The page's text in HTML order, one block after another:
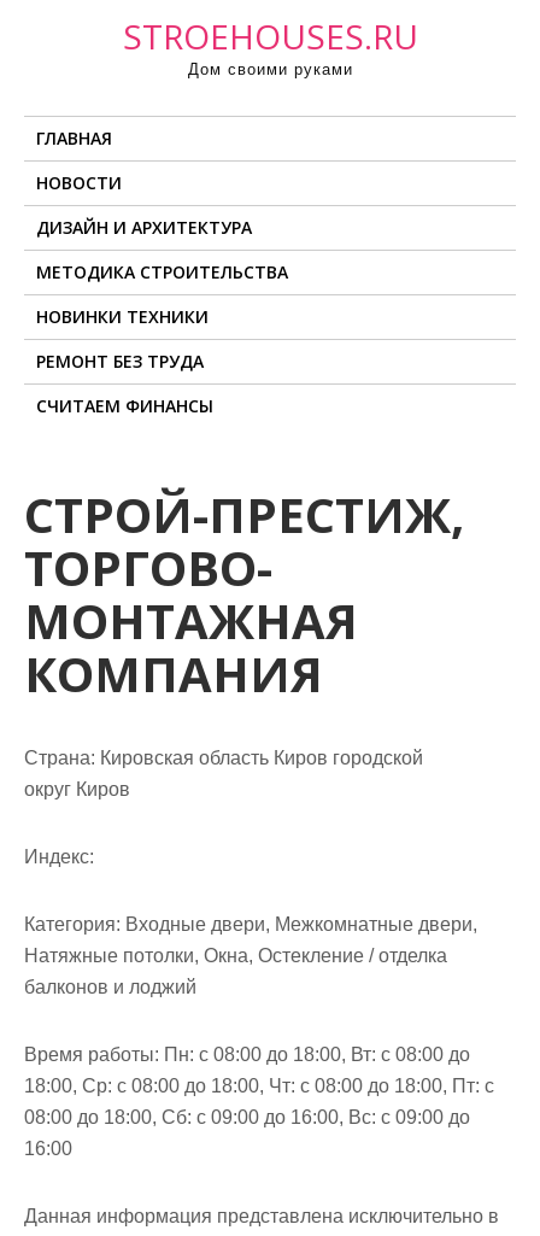
STROEHOUSES.RU
Дом своими руками
ГЛАВНАЯ
НОВОСТИ
ДИЗАЙН И АРХИТЕКТУРА
МЕТОДИКА СТРОИТЕЛЬСТВА
НОВИНКИ ТЕХНИКИ
РЕМОНТ БЕЗ ТРУДА
СЧИТАЕМ ФИНАНСЫ
СТРОЙ-ПРЕСТИЖ,
ТОРГОВО-
МОНТАЖНАЯ
КОМПАНИЯ
Страна: Кировская область Киров городской
округ Киров
Индекс:
Категория: Входные двери, Межкомнатные двери,
Натяжные потолки, Окна, Остекление / отделка
балконов и лоджий
Время работы: Пн: с 08:00 до 18:00, Вт: с 08:00 до
18:00, Ср: с 08:00 до 18:00, Чт: с 08:00 до 18:00, Пт: с
08:00 до 18:00, Сб: с 09:00 до 16:00, Вс: с 09:00 до
16:00
Данная информация представлена исключительно в